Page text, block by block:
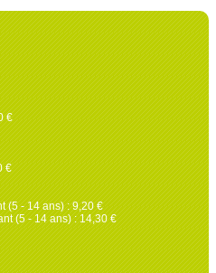
€
€
(5 - 14 ans) : 9,20 €
(5 - 14 ans) : 14,30 €